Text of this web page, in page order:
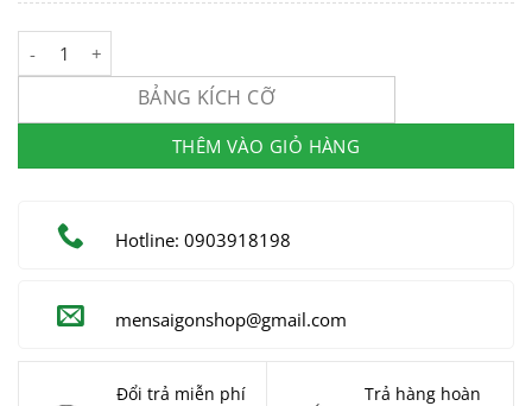
Sơ Mi Nam Linen Họa Tiết #MSG7256 số lượng
BẢNG KÍCH CỠ
THÊM VÀO GIỎ HÀNG
Hotline: 0903918198
mensaigonshop@gmail.com
Đổi trả miễn phí
Trả hàng hoàn